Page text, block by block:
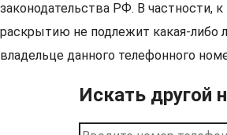
законодательства РФ. В частности,
раскрытию не подлежит какая-либо
владельце данного телефонного
Искать другой